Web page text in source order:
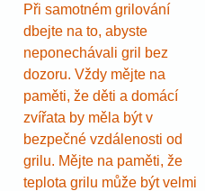
Při samotném grilování
dbejte na to, abyste
neponechávali gril bez
dozoru. Vždy mějte na
paměti, že děti a domácí
zvířata by měla být v
bezpečné vzdálenosti od
grilu. Mějte na paměti, že
teplota grilu může být velmi